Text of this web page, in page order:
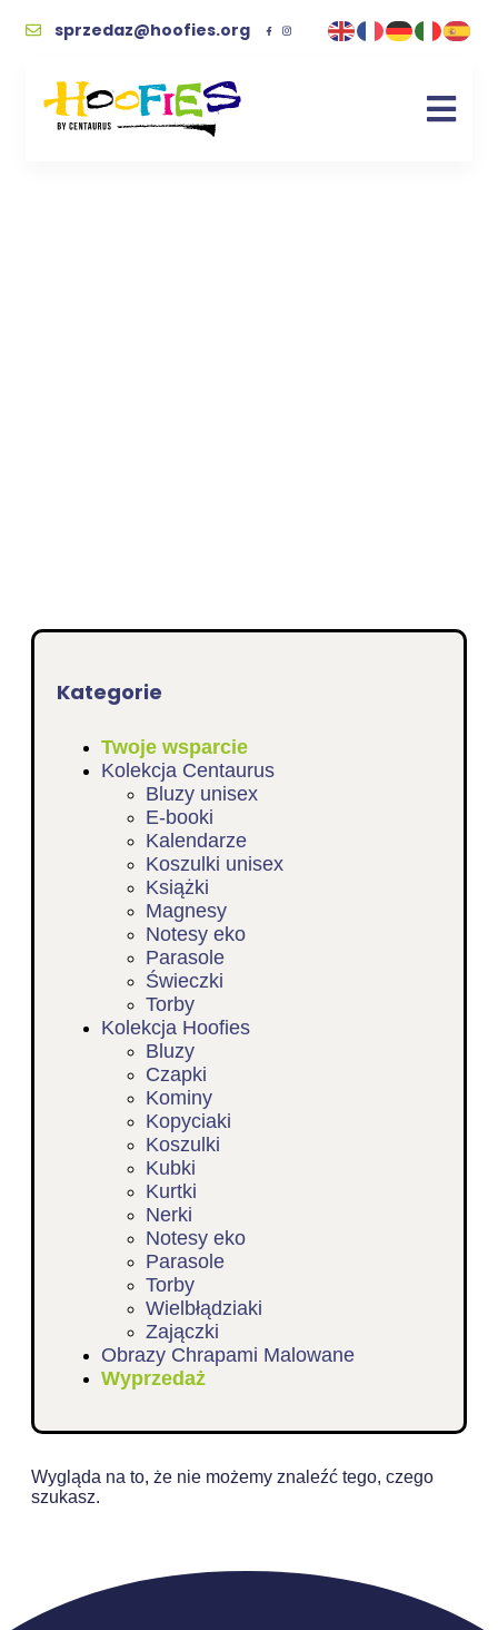
sprzedaz@hoofies.org
Kategorie
Twoje wsparcie
Kolekcja Centaurus
Bluzy unisex
E-booki
Kalendarze
Koszulki unisex
Książki
Magnesy
Notesy eko
Parasole
Świeczki
Torby
Kolekcja Hoofies
Bluzy
Czapki
Kominy
Kopyciaki
Koszulki
Kubki
Kurtki
Nerki
Notesy eko
Parasole
Torby
Wielbłądziaki
Zajączki
Obrazy Chrapami Malowane
Wyprzedaż
Wygląda na to, że nie możemy znaleźć tego, czego
szukasz.